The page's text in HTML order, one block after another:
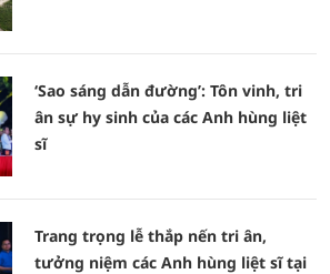
‘Sao sáng dẫn đường’: Tôn vinh, tri
ân sự hy sinh của các Anh hùng liệt
sĩ
Trang trọng lễ thắp nến tri ân,
tưởng niệm các Anh hùng liệt sĩ tại